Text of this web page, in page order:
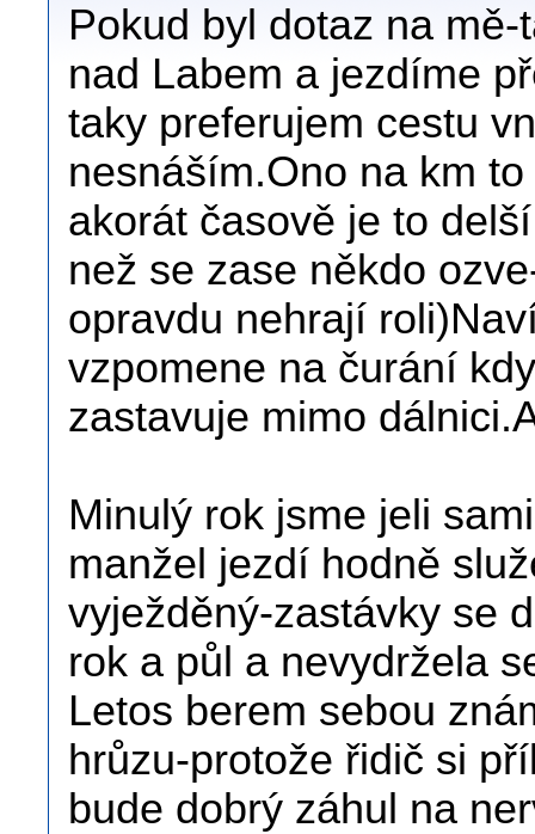
Pokud byl dotaz na
nad Labem a jezdíme
taky preferujem cestu
nesnáším.Ono na km
akorát časově je to
než se zase někdo
opravdu nehrají
vzpomene na čurání
zastavuje mimo
Minulý rok jsme jeli
manžel jezdí hodně
vyježděný-zastávky se
rok a půl a nevydržela
Letos berem sebou
hrůzu-protože řidič si
bude dobrý záhul na